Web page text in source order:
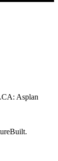
Asplan